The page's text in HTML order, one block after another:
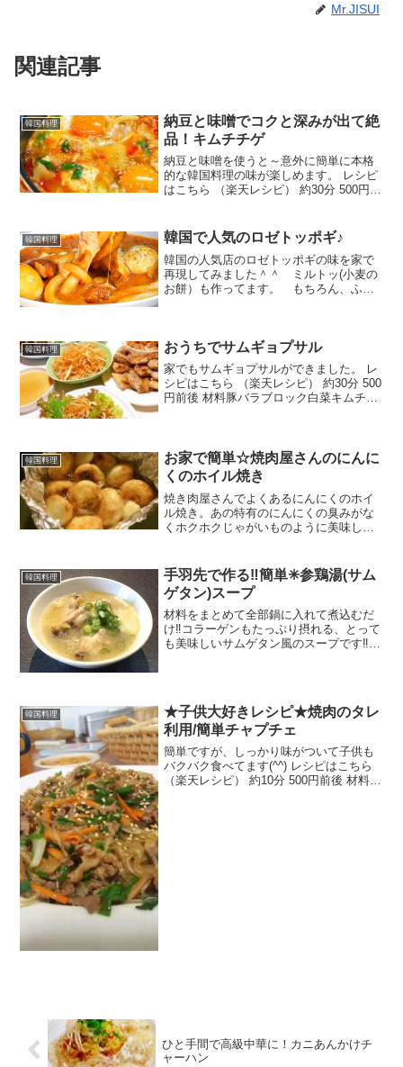
Mr.JISUI
関連記事
韓国料理
納豆と味噌でコクと深みが出て絶
品！キムチチゲ
納豆と味噌を使うと～意外に簡単に本格
的な韓国料理の味が楽しめます。 レシピ
はこちら （楽天レシピ） 約30分 500円前
ゃがいも豚バラ肉白菜キムチニラ絹ごし
豆腐卵白い...
韓国料理 韓国で人気のロゼトッポギ♪
韓国の人気店のロゼトッポギの味を家で
再現してみました＾＾ ミルトッ(小麦の
お餅）も作ってます。 もちろん、ふつ
ー...
韓国料理 おうちでサムギョプサル
家でもサムギョプサルができました。 レ
シピはこちら （楽天レシピ） 約30分 500
円前後 材料豚バラブロック白菜キムチ長
韓国料理
お家で簡単☆焼肉屋さんのにんに
くのホイル焼き
焼き肉屋さんでよくあるにんにくのホイ
ル焼き。あの特有のにんにくの臭みがな
くホクホクじゃがいものように美味しい
15分 300円前後 材料にんにくごま油みん
なのレビュー
韓国料理
手羽先で作る‼︎簡単✳︎参鶏湯(サム
ゲタン)スープ
材料をまとめて全部鍋に入れて煮込むだ
け‼︎コラーゲンもたっぷり摂れる、とって
も美味しいサムゲタン風のスープです‼︎
韓国料理
★子供大好きレシピ★焼肉のタレ
利用/簡単チャプチェ
簡単ですが、しっかり味がついて子供も
バクバク食べてます(^^) レシピはこちら
（楽天レシピ） 約10分 500円前後 材料牛
ひと手間で高級中華に！カニあんかけチ
ャーハン